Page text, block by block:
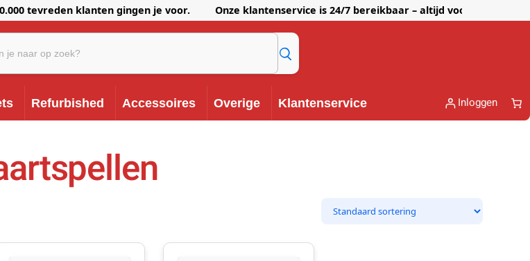
tevreden klanten gingen je voor. Onze klantenservice is 24/7 bereikbaar – altijd voor je klaar!
Refurbished Accessoires Overige Klantenservice Inloggen